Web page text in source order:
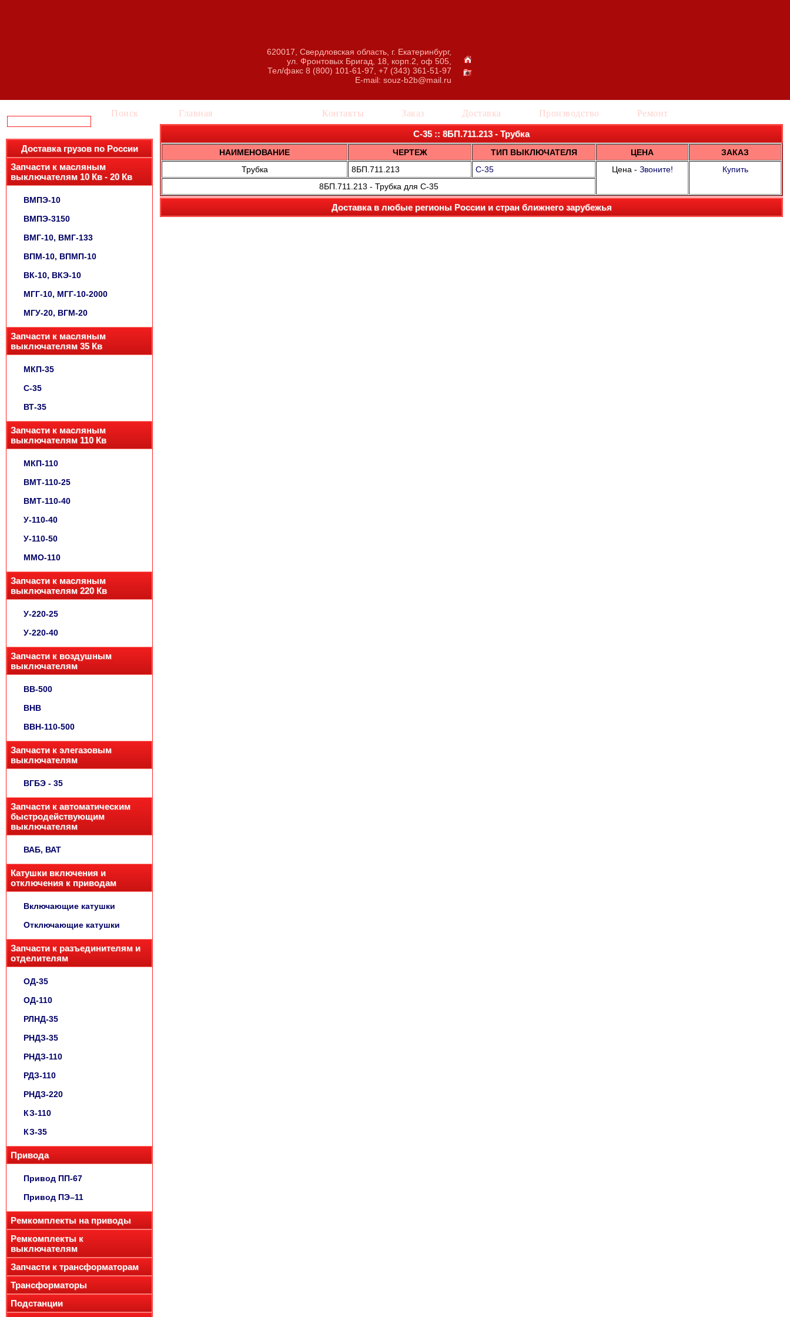
620017, Свердловская область, г. Екатеринбург,
ул. Фронтовых Бригад, 18, корп.2, оф 505,
Тел/факс 8 (800) 101-61-97, +7 (343) 361-51-97
E-mail: souz-b2b@mail.ru
Поиск
Доставка грузов по России
Запчасти к масляным
выключателям 10 Кв - 20 Кв
ВМПЭ-10
ВМПЭ-3150
ВМГ-10, ВМГ-133
ВПМ-10, ВПМП-10
ВК-10, ВКЭ-10
МГГ-10, МГГ-10-2000
МГУ-20, ВГМ-20
Запчасти к масляным
выключателям 35 Кв
МКП-35
С-35
ВТ-35
Запчасти к масляным
выключателям 110 Кв
МКП-110
ВМТ-110-25
ВМТ-110-40
У-110-40
У-110-50
ММО-110
Запчасти к масляным
выключателям 220 Кв
У-220-25
У-220-40
Запчасти к воздушным
выключателям
ВВ-500
ВНВ
ВВН-110-500
Запчасти к элегазовым
выключателям
ВГБЭ - 35
Запчасти к автоматическим
быстродействующим
выключателям
ВАБ, ВАТ
Катушки включения и
отключения к приводам
Включающие катушки
Отключающие катушки
Запчасти к разъединителям и
отделителям
ОД-35
ОД-110
РЛНД-35
РНДЗ-35
РНДЗ-110
РДЗ-110
РНДЗ-220
КЗ-110
КЗ-35
Привода
Привод ПП-67
Привод ПЭ–11
Ремкомплекты на приводы
Ремкомплекты к
выключателям
Запчасти к трансформаторам
Трансформаторы
Подстанции
Главная Контакты Заказ Доставка Производство Ремонт
С-35 :: 8БП.711.213 - Трубка
НАИМЕНОВАНИЕ ЧЕРТЕЖ ТИП ВЫКЛЮЧАТЕЛЯ ЦЕНА
ЗАКАЗ
Трубка
8БП.711.213 С-35 Цена - Звоните!
Купить
8БП.711.213 - Трубка для С-35
Доставка в любые регионы России и стран ближнего зарубежья